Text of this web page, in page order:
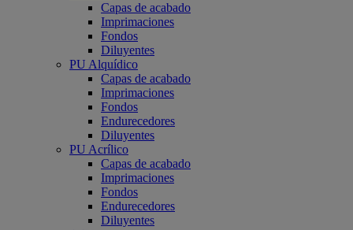
Capas de acabado
Imprimaciones
Fondos
Diluyentes
PU Alquídico
Capas de acabado
Imprimaciones
Fondos
Endurecedores
Diluyentes
PU Acrílico
Capas de acabado
Imprimaciones
Fondos
Endurecedores
Diluyentes